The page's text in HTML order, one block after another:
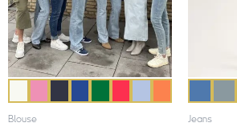
Blouse Jeans